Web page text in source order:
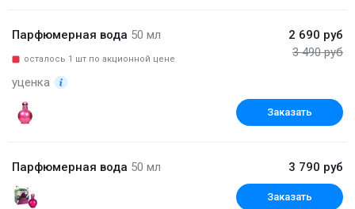
Парфюмерная вода 50 мл
осталось 1 шт по акционной цене
уценка
2 690 руб
3 490 руб
Заказать
Парфюмерная вода 50 мл 3 790 руб
Заказать